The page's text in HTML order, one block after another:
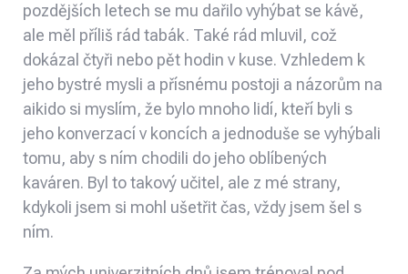
pozdějších letech se mu dařilo vyhýbat se kávě,
ale měl příliš rád tabák. Také rád mluvil, což
dokázal čtyři nebo pět hodin v kuse. Vzhledem k
jeho bystré mysli a přísnému postoji a názorům na
aikido si myslím, že bylo mnoho lidí, kteří byli s
jeho konverzací v koncích a jednoduše se vyhýbali
tomu, aby s ním chodili do jeho oblíbených
kaváren. Byl to takový učitel, ale z mé strany,
kdykoli jsem si mohl ušetřit čas, vždy jsem šel s
ním.